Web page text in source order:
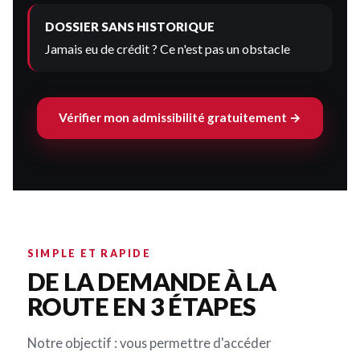
DOSSIER SANS HISTORIQUE
Jamais eu de crédit ? Ce n'est pas un obstacle
Vérifier mon admissibilité gratuitement →
SIMPLE ET RAPIDE
DE LA DEMANDE À LA
ROUTE EN 3 ÉTAPES
Notre objectif : vous permettre d'accéder